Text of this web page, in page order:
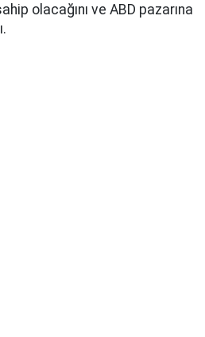
olacağını ve ABD pazarına